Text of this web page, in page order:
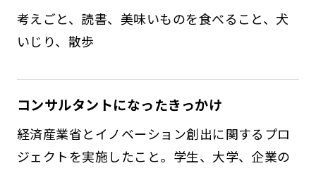
考えごと、読書、美味いものを食べること、犬
いじり、散歩
コンサルタントになったきっかけ
経済産業省とイノベーション創出に関するプロ
ジェクトを実施したこと。学生、大学、企業の